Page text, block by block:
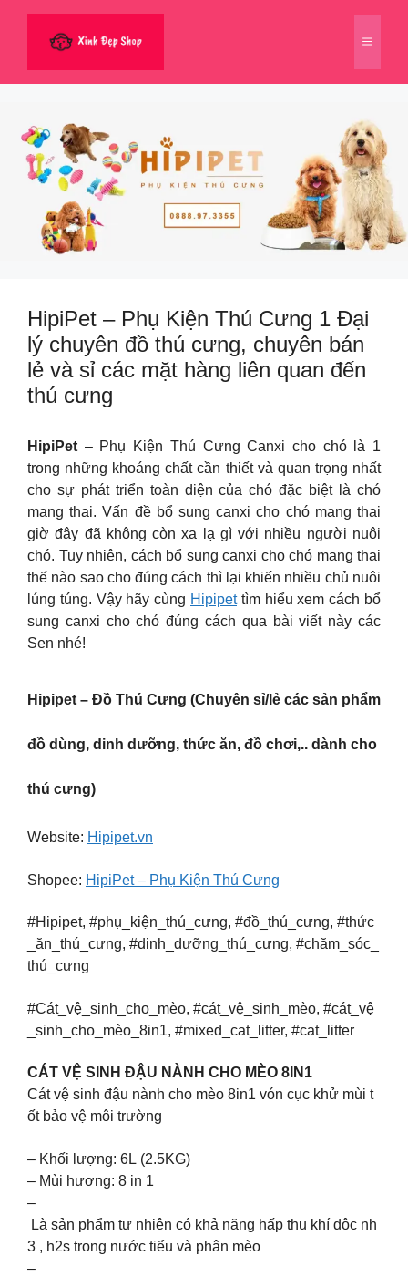
dung
Menu
HipiPet – Phụ Kiện Thú Cưng 1 Đại
lý chuyên đồ thú cưng, chuyên bán
lẻ và sỉ các mặt hàng liên quan đến
thú cưng
HipiPet – Phụ Kiện Thú Cưng Canxi cho chó là 1
trong những khoáng chất cần thiết và quan trọng nhất
cho sự phát triển toàn diện của chó đặc biệt là chó
mang thai. Vấn đề bổ sung canxi cho chó mang thai
giờ đây đã không còn xa lạ gì với nhiều người nuôi
chó. Tuy nhiên, cách bổ sung canxi cho chó mang thai
thế nào sao cho đúng cách thì lại khiến nhiều chủ nuôi
lúng túng. Vậy hãy cùng Hipipettìm hiểu xem cách bổ
sung canxi cho chó đúng cách qua bài viết này các
Sen nhé!
Hipipet – Đồ Thú Cưng (Chuyên sỉ/lẻ các sản phẩm
đồ dùng, dinh dưỡng, thức ăn, đồ chơi,.. dành cho
thú cưng)
Website: Hipipet.vn
Shopee: HipiPet – Phụ Kiện Thú Cưng
#Hipipet, #phụ_kiện_thú_cưng, #đồ_thú_cưng, #thức
_ăn_thú_cưng, #dinh_dưỡng_thú_cưng, #chăm_sóc_
thú_cưng
#Cát_vệ_sinh_cho_mèo, #cát_vệ_sinh_mèo, #cát_vệ
_sinh_cho_mèo_8in1, #mixed_cat_litter, #cat_litter
CÁT VỆ SINH ĐẬU NÀNH CHO MÈO 8IN1
Cát vệ sinh đậu nành cho mèo 8in1 vón cục khử mùi t
ốt bảo vệ môi trường
– Khối lượng: 6L (2.5KG)
– Mùi hương: 8 in 1
–
Là sản phẩm tự nhiên có khả năng hấp thụ khí độc nh
3 , h2s trong nước tiểu và phân mèo
–